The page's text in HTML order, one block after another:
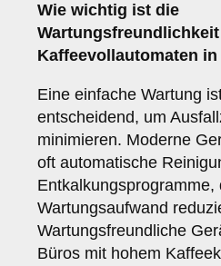
Wie wichtig ist die
Wartungsfreundlichkeit
Kaffeevollautomaten
Eine einfache Wartung
entscheidend, um
minimieren. Moderne
oft automatische
Entkalkungsprogramme,
Wartungsaufwand
Wartungsfreundliche
Büros mit hohem